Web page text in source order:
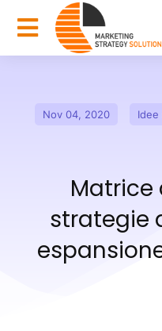
Nov 04, 2020 Idee
Matrice
strategie